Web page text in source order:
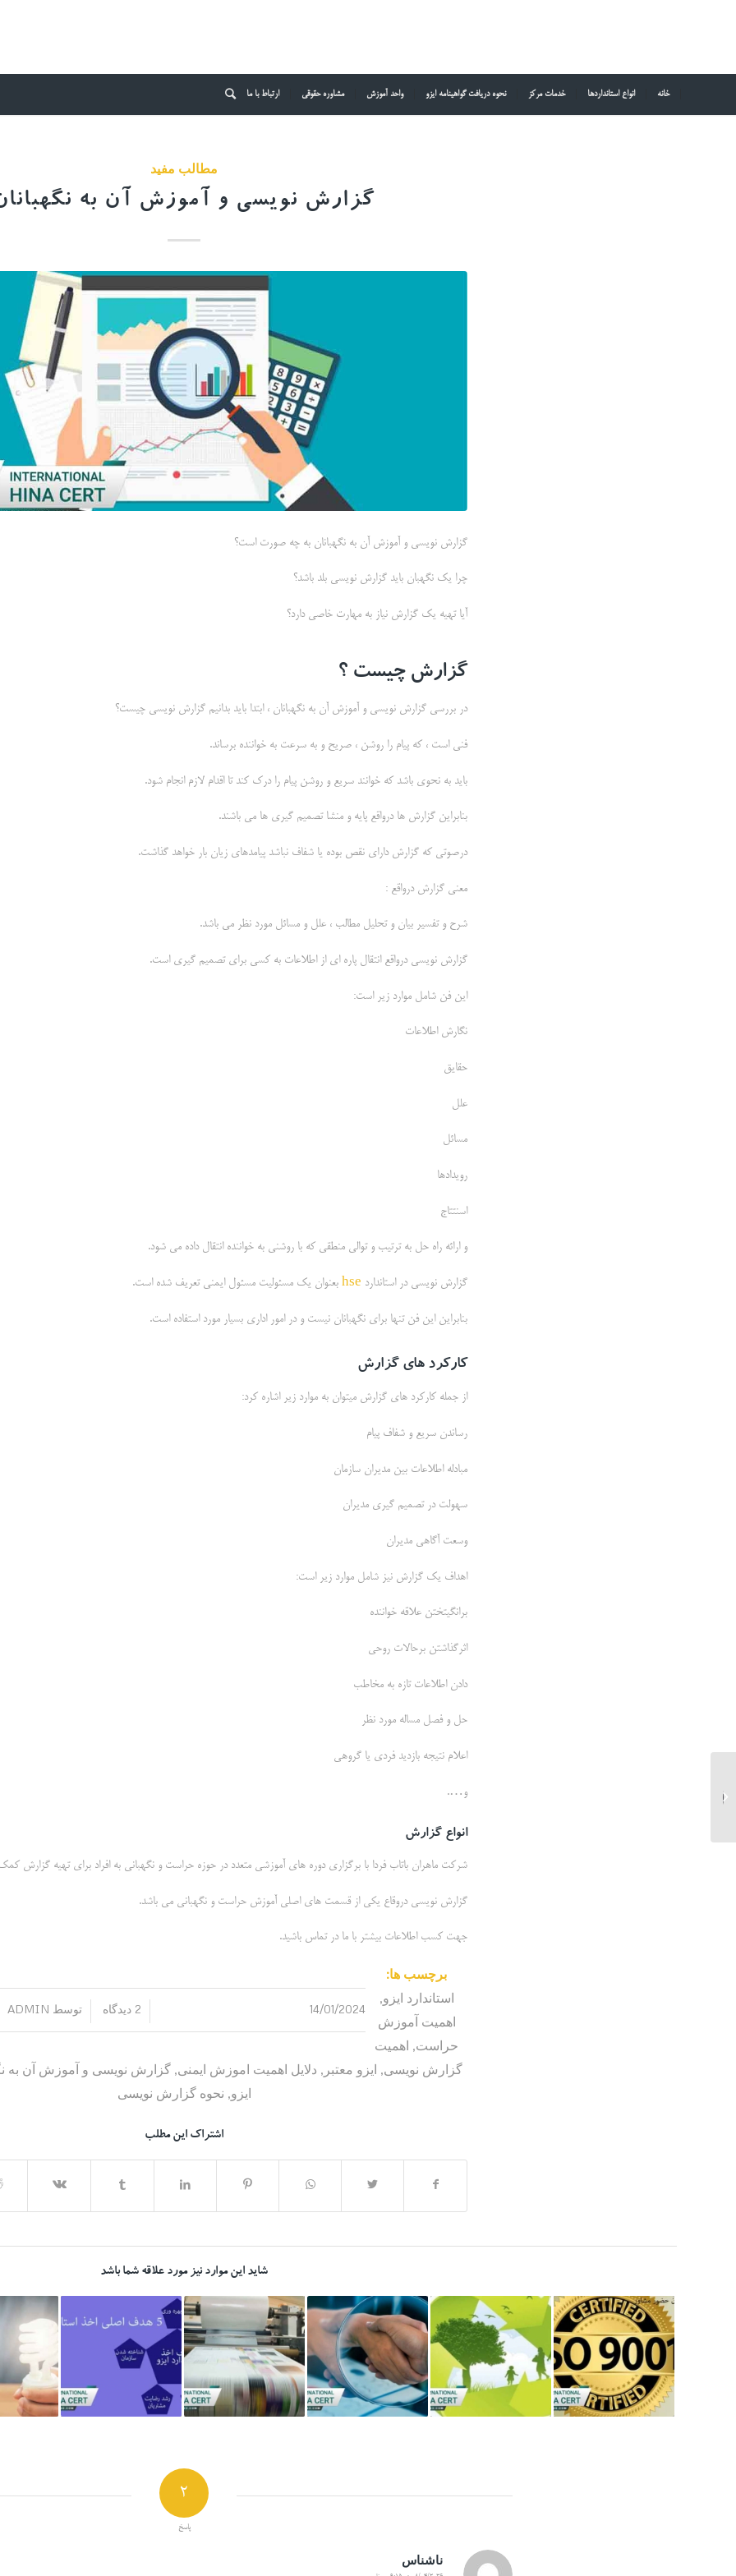
خانه انواع استانداردها خدمات مرکز نحوه دریافت گواهینامه ایزو واحد آموزش مشاوره حقوقی ارتباط با ما
مطالب مفید
گزارش نویسی و آموزش آن به
گزارش نویسی و آموزش آن به نگهبانان به چه صورت است؟
چرا یک نگهبان باید گزارش نویسی بلد باشد؟
آیا تهیه یک گزارش نیاز به مهارت خاصی دارد؟
گزارش چیست ؟
در بررسی گزارش نویسی و آموزش آن به نگهبانان ، ابتدا باید بدانیم گزارش نویسی چیست؟
فنی است ، که پیام را روشن ، صریح و به سرعت به خواننده برساند.
باید به نحوی باشد که خوانند سریع و روشن پیام را درک کند تا اقدام لازم انجام شود.
بنابراین گزارش ها درواقع پایه و منشا تصمیم گیری ها می باشند.
درصوتی که گزارش دارای نقص بوده یا شفاف نباشد پیامدهای زیان بار خواهد گذاشت.
معنی گزارش درواقع :
شرح و تفسیر بیان و تحلیل مطالب ، علل و مسائل مورد نظر می باشد.
گزارش نویسی درواقع انتقال پاره ای از اطلاعات به کسی برای تصمیم گیری است.
این فن شامل موارد زیر است:
نگارش اطلاعات
حقایق
علل
مسائل
رویدادها
اسنتتاج
و ارائه راه حل به ترتیب و توالی منطقی که با روشنی به خواننده انتقال داده می شود.
گزارش نویسی در استاندارد hse بعنوان یک مسئولیت مسئول ایمنی تعریف شده است.
بنابراین این فن تنها برای نگهبانان نیست و در امور اداری بسیار مورد استفاده است.
کارکرد های گزارش
از جمله کارکرد های گزارش میتوان به موارد زیر اشاره کرد:
رساندن سریع و شفاف پیام
مبادله اطلاعات بین مدیران سازمان
سهولت در تصمیم گیری مدیران
وسعت آگاهی مدیران
اهداف یک گزارش نیز شامل موارد زیر است:
برانگیتختن علاقه خواننده
اثرگذاشتن برحالات روحی
دادن اطلاعات تازه به مخاطب
حل و فصل مساله مورد نظر
اعلام نتیجه بازدید فردی یا گروهی
و….
انواع گزارش
شرکت ماهران باتاب فردا با برگزاری دوره های آموزشی متعدد در حوزه حراست و نگهبانی به افراد برای تهیه گزارش
گزارش نویسی دروقاع یکی از قسمت های اصلی آموزش حراست و نگهبانی می باشد.
جهت کسب اطلاعات بیشتر با ما در تماس باشید.
14/01/2024 2 دیدگاه توسط ADMIN
برچسب ها:
استاندارد ایزو,
اهمیت آموزش
حراست, اهمیت
گزارش نویسی, ایزو معتبر , دلایل اهمیت اموزش ایمنی,گزارش نویسی و آموزش آن به
ایزو, نحوه گزارش نویسی
اشتراک این مطلب
شاید این موارد نیز مورد علاقه شما باشد
2
پاسخ
ناشناس